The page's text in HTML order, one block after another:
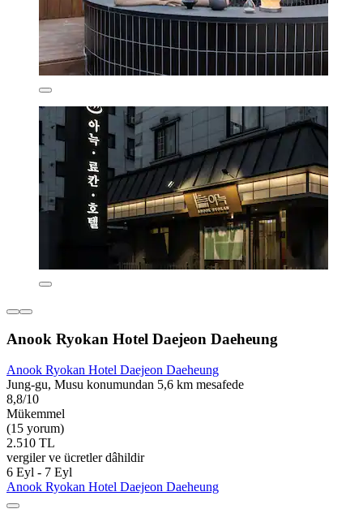
Anook Ryokan Hotel Daejeon Daeheung
Anook Ryokan Hotel Daejeon Daeheung
Jung-gu, Musu konumundan 5,6 km mesafede
8,8/10
Mükemmel
(15 yorum)
2.510 TL
vergiler ve ücretler dâhildir
6 Eyl - 7 Eyl
Anook Ryokan Hotel Daejeon Daeheung